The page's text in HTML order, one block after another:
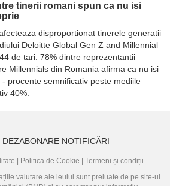
tinerii romani spun ca nu isi
disproportionat tinerele generatii
Deloitte Global Gen Z and Millennial
de tari. 78% dintre reprezentantii
Millennials din Romania afirma ca nu isi
procente semnificativ peste mediile
40%.
DEZABONARE NOTIFICĂRI
Politica de Cookie
Termeni și condiții
valutare ale leului sunt preluate de pe site-ul